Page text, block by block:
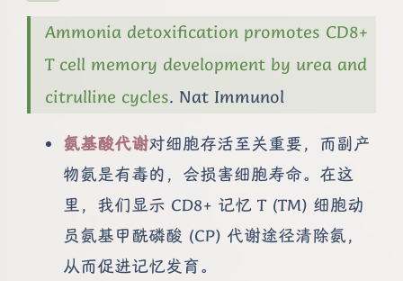
Ammonia detoxification promotes CD8+
T cell memory development by urea and
citrulline cycles. Nat Immunol
氨基酸代谢对细胞存活至关重要，而副产
物氨是有毒的，会损害细胞寿命。在这
里，我们显示 CD8+ 记忆 T (TM) 细胞动
员氨基甲酰磷酸 (CP) 代谢途径清除氨，
从而促进记忆发育。